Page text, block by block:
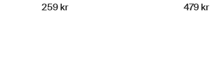
259 kr 479 kr